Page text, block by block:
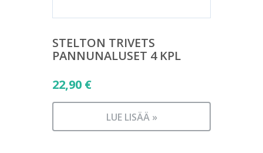
STELTON TRIVETS
PANNUNALUSET 4 KPL
22,90 €
LUE LISÄÄ »